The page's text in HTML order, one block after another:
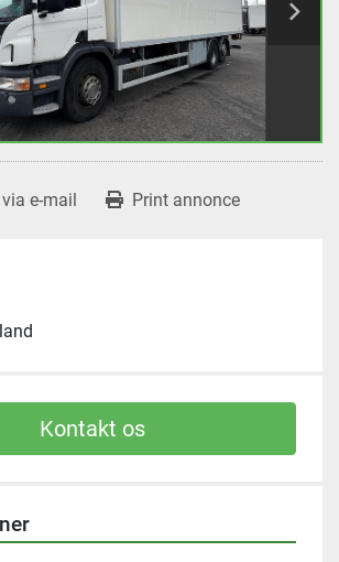
e-mail Print annonce
Kontakt os